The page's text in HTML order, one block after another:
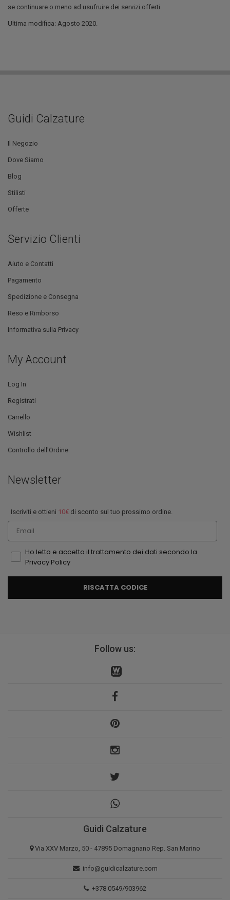
se continuare o meno ad usufruire dei servizi offerti.
Ultima modifica: Agosto 2020.
Guidi Calzature
Il Negozio
Dove Siamo
Blog
Stilisti
Offerte
Servizio Clienti
Aiuto e Contatti
Pagamento
Spedizione e Consegna
Reso e Rimborso
Informativa sulla Privacy
My Account
Log In
Registrati
Carrello
Wishlist
Controllo dell'Ordine
Newsletter
Iscriviti e ottieni 10€ di sconto sul tuo prossimo ordine.
Email
Ho letto e accetto il trattamento dei dati secondo la
Privacy Policy
RISCATTA CODICE
Follow us:
Guidi Calzature
Via XXV Marzo, 50 - 47895 Domagnano Rep. San Marino
info@guidicalzature.com
+378 0549/903962